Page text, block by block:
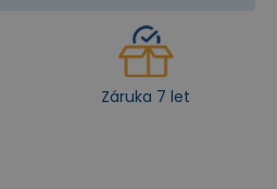
Záruka 7 let